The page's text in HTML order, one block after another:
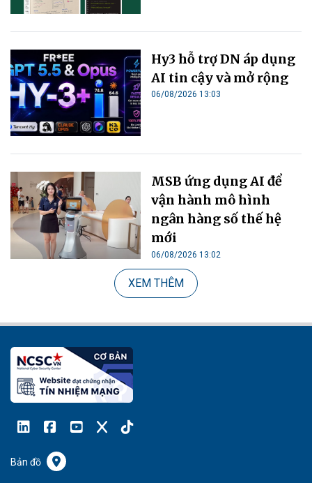
Hy3 hỗ trợ DN áp dụng
AI tin cậy và mở rộng
06/08/2026 13:03
MSB ứng dụng AI để
vận hành mô hình
ngân hàng số thế hệ
mới
06/08/2026 13:02
XEM THÊM
Bản đồ